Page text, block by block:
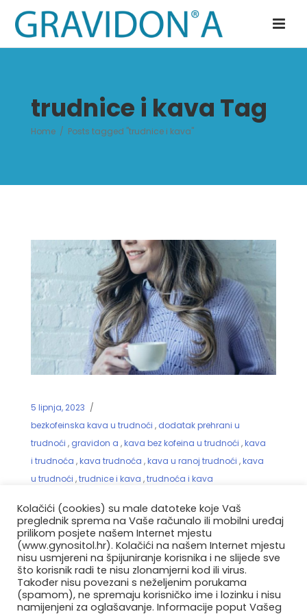
trudnice i kava Tag
Home / Posts tagged "trudnice i kava"
5 lipnja, 2023
bezkofeinska kava u trudnoći , dodatak prehrani u
trudnoći , gravidon a ,kava bez kofeina u trudnoći ,kava
i trudnoća ,kava trudnoća ,kava u ranoj trudnoći ,kava
u trudnoći ,trudnice i kava ,trudnoća i kava
Kava u trudnoći – je li preporučljiva
i koliko može biti štetna?
Kava je popularno piće u kojem uživamo
svakodnevno, no kada dolazimo do teme –
kava u trudnoći, važno je porazgovarati sa
Kolačići (cookies) su male datoteke koje Vaš
preglednik sprema na Vaše računalo ili mobilni uređaj
prilikom posjete našem Internet mjestu
(www.gynositol.hr). Kolačići na našem Internet mjestu
nisu usmjereni na špijuniranje korisnika i ne slijede sve
što korisnik radi te nisu zlonamjerni kod ili virus.
Također nisu povezani s neželjenim porukama
(spamom), ne spremaju korisničko ime i lozinku i nisu
namijenjeni za oglašavanje. Informacije poput Vašeg